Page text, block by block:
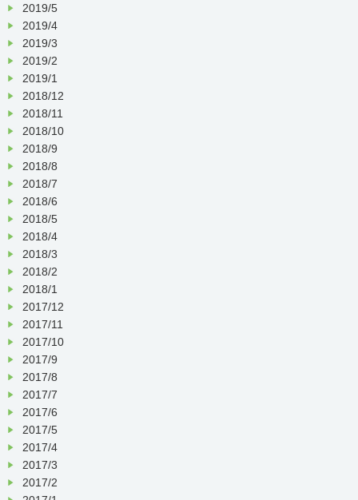
2019/5
2019/4
2019/3
2019/2
2019/1
2018/12
2018/11
2018/10
2018/9
2018/8
2018/7
2018/6
2018/5
2018/4
2018/3
2018/2
2018/1
2017/12
2017/11
2017/10
2017/9
2017/8
2017/7
2017/6
2017/5
2017/4
2017/3
2017/2